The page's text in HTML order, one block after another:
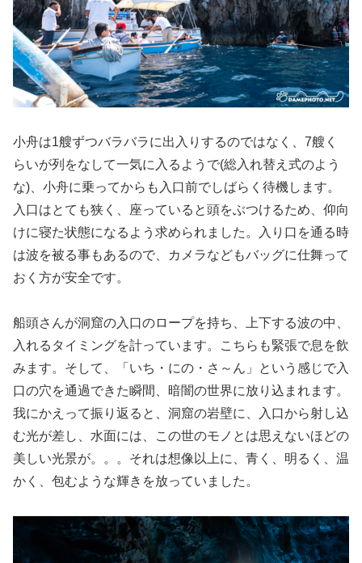
小舟は1艘ずつバラバラに出入りするのではなく、7艘く
らいが列をなして一気に入るようで(総入れ替え式のよう
な)、小舟に乗ってからも入口前でしばらく待機します。
入口はとても狭く、座っていると頭をぶつけるため、仰向
けに寝た状態になるよう求められました。入り口を通る時
は波を被る事もあるので、カメラなどもバッグに仕舞って
おく方が安全です。
船頭さんが洞窟の入口のロープを持ち、上下する波の中、
入れるタイミングを計っています。こちらも緊張で息を飲
みます。そして、「いち・にの・さ～ん」という感じで入
口の穴を通過できた瞬間、暗闇の世界に放り込まれます。
我にかえって振り返ると、洞窟の岩壁に、入口から射し込
む光が差し、水面には、この世のモノとは思えないほどの
美しい光景が。。。それは想像以上に、青く、明るく、温
かく、包むような輝きを放っていました。